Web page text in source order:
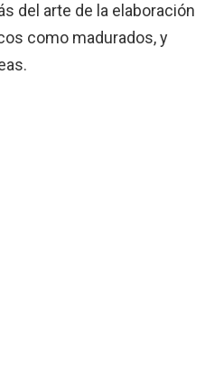
del arte de la elaboración
como madurados, y